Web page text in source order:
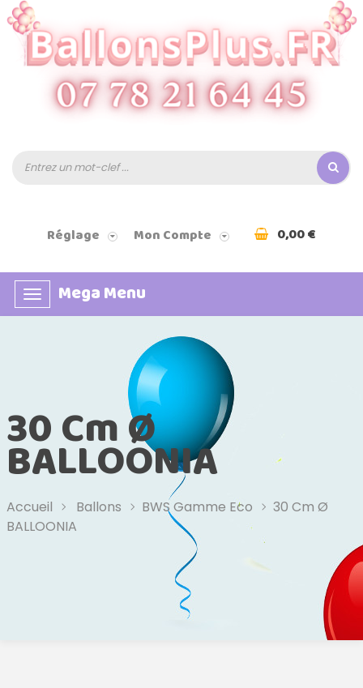
Réglage Mon Compte 0,00 €
Basculer
la
Mega Menu
30 Cm Ø
BALLOONIA
Accueil Ballons BWS Gamme Eco
30 Cm Ø
BALLOONIA